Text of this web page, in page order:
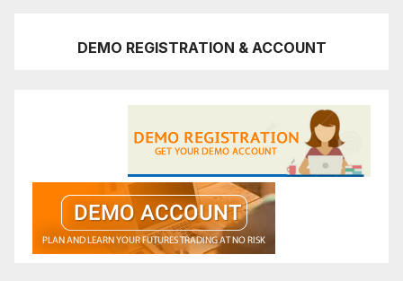
DEMO REGISTRATION & ACCOUNT